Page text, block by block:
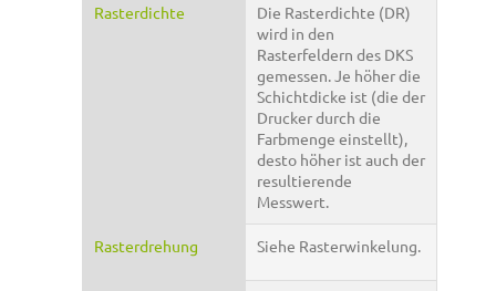
Rasterdichte
Die Rasterdichte (DR)
wird in den
Rasterfeldern des DKS
gemessen. Je höher die
Schichtdicke ist (die der
Drucker durch die
Farbmenge einstellt),
desto höher ist auch der
resultierende
Messwert.
Rasterdrehung Siehe Rasterwinkelung.